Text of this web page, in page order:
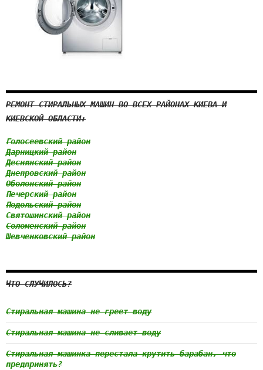
РЕМОНТ СТИРАЛЬНЫХ МАШИН ВО ВСЕХ РАЙОНАХ КИЕВА И
КИЕВСКОЙ ОБЛАСТИ:
Голосеевский район
Дарницкий район
Деснянский район
Днепровский район
Оболонский район
Печерский район
Подольский район
Святошинский район
Соломенский район
Шевченковский район
ЧТО СЛУЧИЛОСЬ?
Стиральная машина не греет воду
Стиральная машина не сливает воду
Стиральная машинка перестала крутить барабан, что
предпринять?